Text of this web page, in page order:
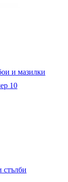
10
и мазилки
стълби